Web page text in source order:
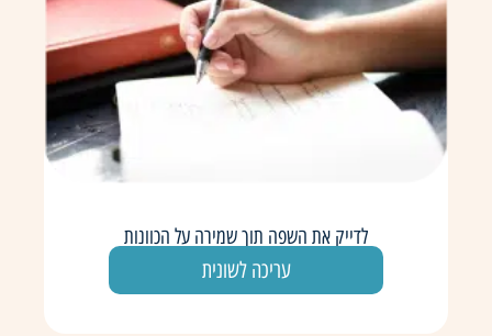
לדייק את השפה תוך שמירה על הכוונות
עריכה לשונית